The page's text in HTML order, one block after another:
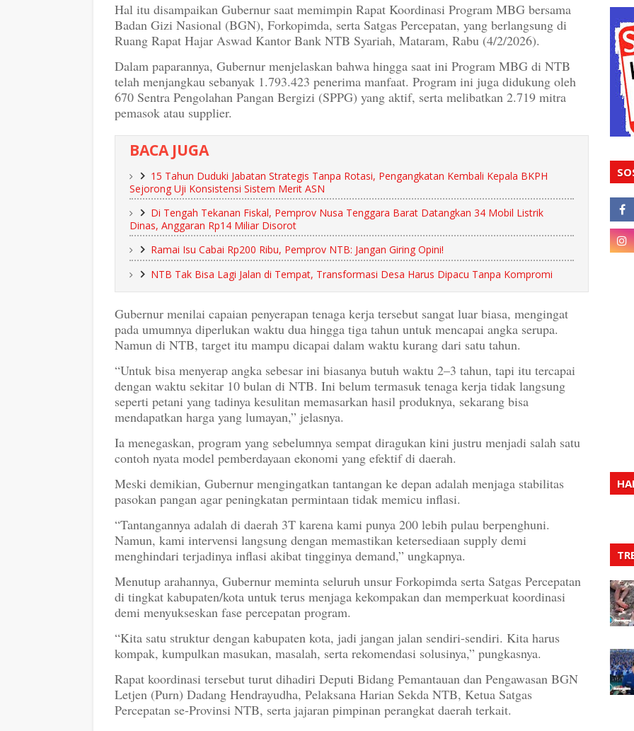
Hal itu disampaikan Gubernur saat memimpin Rapat Koordinasi Program MBG bersama
Badan Gizi Nasional (BGN), Forkopimda, serta Satgas Percepatan, yang berlangsung di
Ruang Rapat Hajar Aswad Kantor Bank NTB Syariah, Mataram, Rabu (4/2/2026).
Dalam paparannya, Gubernur menjelaskan bahwa hingga saat ini Program MBG di NTB
telah menjangkau sebanyak 1.793.423 penerima manfaat. Program ini juga didukung oleh
670 Sentra Pengolahan Pangan Bergizi (SPPG) yang aktif, serta melibatkan 2.719 mitra
pemasok atau supplier.
BACA JUGA
15 Tahun Duduki Jabatan Strategis Tanpa Rotasi, Pengangkatan Kembali Kepala BKPH
Sejorong Uji Konsistensi Sistem Merit ASN
Di Tengah Tekanan Fiskal, Pemprov Nusa Tenggara Barat Datangkan 34 Mobil Listrik
Dinas, Anggaran Rp14 Miliar Disorot
Ramai Isu Cabai Rp200 Ribu, Pemprov NTB: Jangan Giring Opini!
NTB Tak Bisa Lagi Jalan di Tempat, Transformasi Desa Harus Dipacu Tanpa Kompromi
Gubernur menilai capaian penyerapan tenaga kerja tersebut sangat luar biasa, mengingat
pada umumnya diperlukan waktu dua hingga tiga tahun untuk mencapai angka serupa.
Namun di NTB, target itu mampu dicapai dalam waktu kurang dari satu tahun.
“Untuk bisa menyerap angka sebesar ini biasanya butuh waktu 2–3 tahun, tapi itu tercapai
dengan waktu sekitar 10 bulan di NTB. Ini belum termasuk tenaga kerja tidak langsung
seperti petani yang tadinya kesulitan memasarkan hasil produknya, sekarang bisa
mendapatkan harga yang lumayan,” jelasnya.
Ia menegaskan, program yang sebelumnya sempat diragukan kini justru menjadi salah satu
contoh nyata model pemberdayaan ekonomi yang efektif di daerah.
Meski demikian, Gubernur mengingatkan tantangan ke depan adalah menjaga stabilitas
pasokan pangan agar peningkatan permintaan tidak memicu inflasi.
“Tantangannya adalah di daerah 3T karena kami punya 200 lebih pulau berpenghuni.
Namun, kami intervensi langsung dengan memastikan ketersediaan supply demi
menghindari terjadinya inflasi akibat tingginya demand,” ungkapnya.
Menutup arahannya, Gubernur meminta seluruh unsur Forkopimda serta Satgas Percepatan
di tingkat kabupaten/kota untuk terus menjaga kekompakan dan memperkuat koordinasi
demi menyukseskan fase percepatan program.
“Kita satu struktur dengan kabupaten kota, jadi jangan jalan sendiri-sendiri. Kita harus
kompak, kumpulkan masukan, masalah, serta rekomendasi solusinya,” pungkasnya.
Rapat koordinasi tersebut turut dihadiri Deputi Bidang Pemantauan dan Pengawasan BGN
Letjen (Purn) Dadang Hendrayudha, Pelaksana Harian Sekda NTB, Ketua Satgas
Percepatan se-Provinsi NTB, serta jajaran pimpinan perangkat daerah terkait.